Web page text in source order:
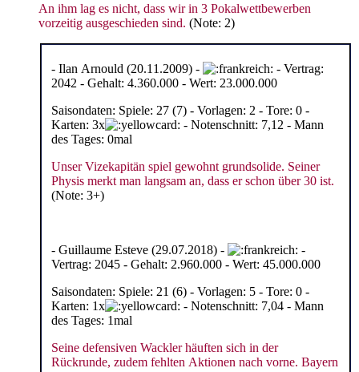
An ihm lag es nicht, dass wir in 3 Pokalwettbewerben
vorzeitig ausgeschieden sind. (Note: 2)
- Ilan Arnould (20.11.2009) -
- Vertrag:
2042 - Gehalt: 4.360.000 - Wert: 23.000.000
Saisondaten: Spiele: 27 (7) - Vorlagen: 2 - Tore: 0 -
Karten: 3x
- Notenschnitt: 7,12 - Mann
des Tages: 0mal
Unser Vizekapitän spiel gewohnt grundsolide. Seiner
Physis merkt man langsam an, dass er schon über 30 ist.
(Note: 3+)
- Guillaume Esteve (29.07.2018) -
-
Vertrag: 2045 - Gehalt: 2.960.000 - Wert: 45.000.000
Saisondaten: Spiele: 21 (6) - Vorlagen: 5 - Tore: 0 -
Karten: 1x
- Notenschnitt: 7,04 - Mann
des Tages: 1mal
Seine defensiven Wackler häuften sich in der
Rückrunde, zudem fehlten Aktionen nach vorne. Bayern